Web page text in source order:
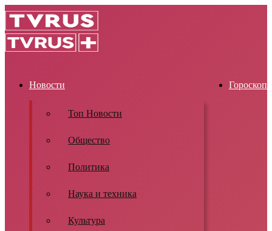
Новости
Топ Новости
Общество
Политика
Наука и техника
Культура
Гороскоп